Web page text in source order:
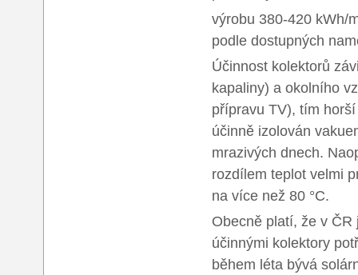
výrobu 380-420 kWh/
podle dostupných
Účinnost kolektorů
kapaliny) a okolního
přípravu TV), tím
účinně izolován
mrazivých dnech.
rozdílem teplot velmi
na více než 80 °C.
Obecně platí, že v
účinnými kolektory
během léta bývá